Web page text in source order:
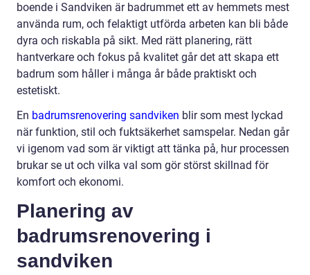
boende i Sandviken är badrummet ett av hemmets mest
använda rum, och felaktigt utförda arbeten kan bli både
dyra och riskabla på sikt. Med rätt planering, rätt
hantverkare och fokus på kvalitet går det att skapa ett
badrum som håller i många år både praktiskt och
estetiskt.
En badrumsrenovering sandviken blir som mest lyckad
när funktion, stil och fuktsäkerhet samspelar. Nedan går
vi igenom vad som är viktigt att tänka på, hur processen
brukar se ut och vilka val som gör störst skillnad för
komfort och ekonomi.
Planering av
badrumsrenovering i
sandviken